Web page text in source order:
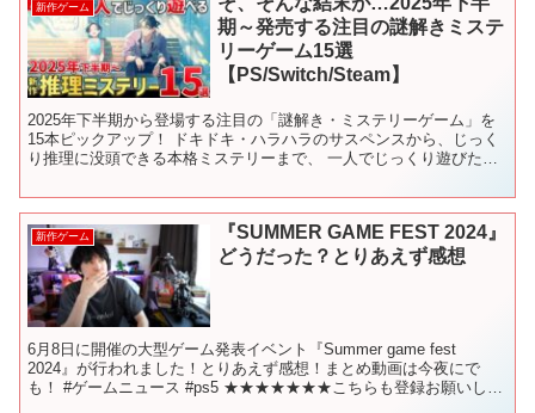
新作ゲーム
期～発売する注目の謎解きミステ
リーゲーム15選
【PS/Switch/Steam】
2025年下半期から登場する注目の「謎解き・ミステリーゲーム」を
15本ピックアップ！ ドキドキ・ハラハラのサスペンスから、じっく
り推理に没頭できる本格ミステリーまで、 一人でじっくり遊びたい
新作ゲーム
『SUMMER GAME FEST 2024』
どうだった？とりあえず感想
6月8日に開催の大型ゲーム発表イベント『Summer game fest
2024』が行われました！とりあえず感想！まとめ動画は今夜にで
も！ #ゲームニュース #ps5 ★★★★★★★こちらも登録お願いしま